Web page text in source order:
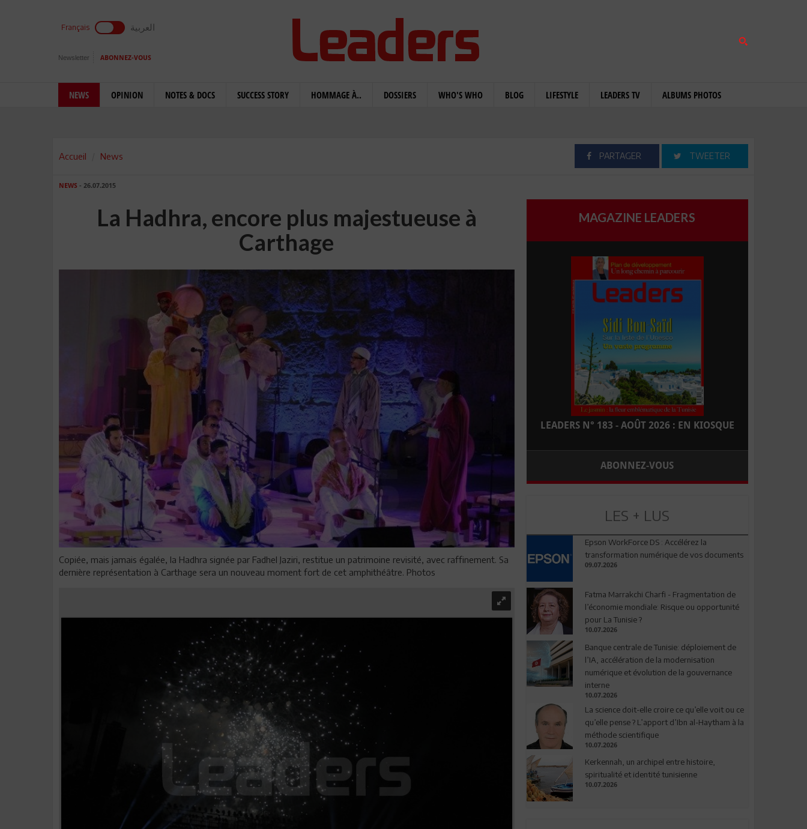
Français العربية
Newsletter ABONNEZ-VOUS
NEWS OPINION NOTES & DOCS SUCCESS STORY HOMMAGE À.. DOSSIERS WHO'S WHO BLOG LIFESTYLE LEADERS TV ALBUMS PHOTOS
Accueil News PARTAGER TWEETER
NEWS - 26.07.2015
La Hadhra, encore plus majestueuse à
Carthage
Copiée, mais jamais égalée, la Hadhra signée par Fadhel Jaziri, restitue un patrimoine revisité, avec raffinement. Sa
dernière représentation à Carthage sera un nouveau moment fort de cet amphithéâtre. Photos
MAGAZINE LEADERS
LEADERS N° 183 - AOÛT 2026 : EN KIOSQUE
ABONNEZ-VOUS
LES + LUS
Epson WorkForce DS : Accélérez la
transformation numérique de vos documents
09.07.2026
Fatma Marrakchi Charfi - Fragmentation de
l’économie mondiale: Risque ou opportunité
pour La Tunisie ?
10.07.2026
Banque centrale de Tunisie: déploiement de
l’IA, accélération de la modernisation
numérique et évolution de la gouvernance
interne
10.07.2026
La science doit-elle croire ce qu’elle voit ou ce
qu’elle pense ? L’apport d’Ibn al-Haytham à la
méthode scientifique
10.07.2026
Kerkennah, un archipel entre histoire,
spiritualité et identité tunisienne
10.07.2026